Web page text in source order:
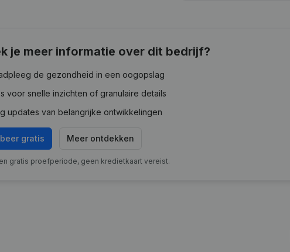
je meer informatie over dit bedrijf?
de gezondheid in een oogopslag
voor snelle inzichten of granulaire details
updates van belangrijke ontwikkelingen
gratis Meer ontdekken
gratis proefperiode, geen kredietkaart vereist.